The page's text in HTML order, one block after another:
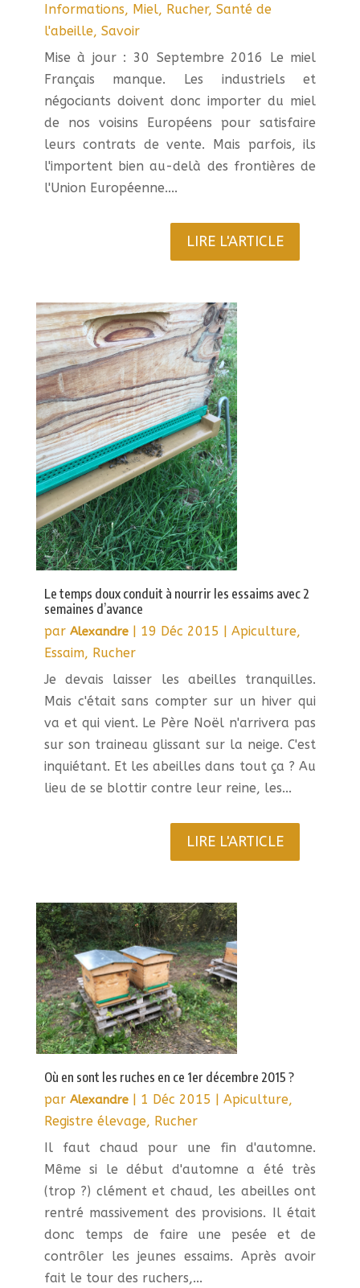
Informations, Miel, Rucher, Santé de
l'abeille, Savoir
Mise à jour : 30 Septembre 2016 Le miel
Français manque. Les industriels et
négociants doivent donc importer du miel
de nos voisins Européens pour satisfaire
leurs contrats de vente. Mais parfois, ils
l'importent bien au-delà des frontières de
l'Union Européenne....
LIRE L'ARTICLE
Le temps doux conduit à nourrir les essaims avec 2
semaines d’avance
par Alexandre| 19 Déc 2015 Apiculture,
Essaim, Rucher
Je devais laisser les abeilles tranquilles.
Mais c'était sans compter sur un hiver qui
va et qui vient. Le Père Noël n'arrivera pas
sur son traineau glissant sur la neige. C'est
inquiétant. Et les abeilles dans tout ça ? Au
lieu de se blottir contre leur reine, les...
LIRE L'ARTICLE
Où en sont les ruches en ce 1er décembre 2015 ?
par Alexandre| 1 Déc 2015 | Apiculture,
Registre élevage, Rucher
Il faut chaud pour une fin d'automne.
Même si le début d'automne a été très
(trop ?) clément et chaud, les abeilles ont
rentré massivement des provisions. Il était
donc temps de faire une pesée et de
contrôler les jeunes essaims. Après avoir
fait le tour des ruchers,...